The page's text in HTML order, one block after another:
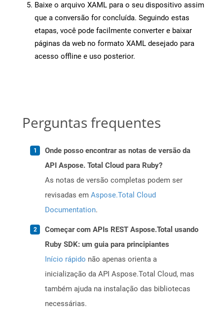
Baixe o arquivo XAML para o seu dispositivo assim
que a conversão for concluída. Seguindo estas
etapas, você pode facilmente converter e baixar
páginas da web no formato XAML desejado para
acesso offline e uso posterior.
Perguntas frequentes
Onde posso encontrar as notas de versão da
API Aspose. Total Cloud para Ruby?
As notas de versão completas podem ser
revisadas em Aspose.Total Cloud
Documentation.
Começar com APIs REST Aspose.Total usando
Ruby SDK: um guia para principiantes
Início rápido não apenas orienta a
inicialização da API Aspose.Total Cloud, mas
também ajuda na instalação das bibliotecas
necessárias.